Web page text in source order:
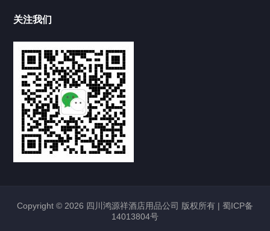
关注我们
Copyright © 2026 四川鸿源祥酒店用品公司 版权所有 | 蜀ICP备
14013804号